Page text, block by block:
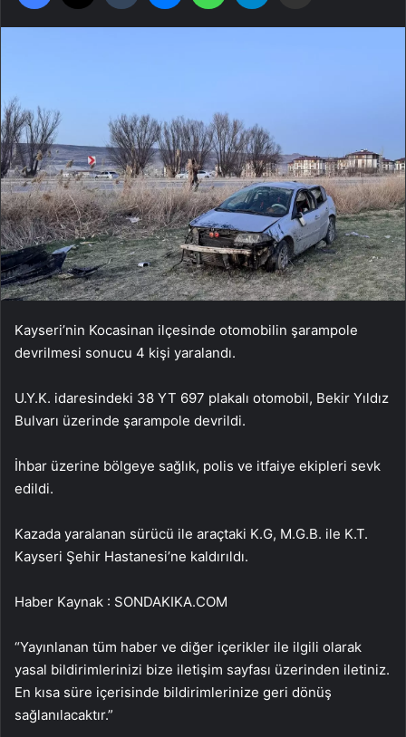
Kayseri’nin Kocasinan ilçesinde otomobilin şarampole
devrilmesi sonucu 4 kişi yaralandı.
U.Y.K. idaresindeki 38 YT 697 plakalı otomobil, Bekir Yıldız
Bulvarı üzerinde şarampole devrildi.
İhbar üzerine bölgeye sağlık, polis ve itfaiye ekipleri sevk
edildi.
Kazada yaralanan sürücü ile araçtaki K.G, M.G.B. ile K.T.
Kayseri Şehir Hastanesi’ne kaldırıldı.
Haber Kaynak : SONDAKIKA.COM
“Yayınlanan tüm haber ve diğer içerikler ile ilgili olarak
yasal bildirimlerinizi bize iletişim sayfası üzerinden iletiniz.
En kısa süre içerisinde bildirimlerinize geri dönüş
sağlanılacaktır.”